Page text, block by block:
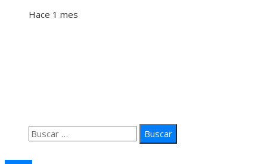
Hace 1 mes
Buscar: